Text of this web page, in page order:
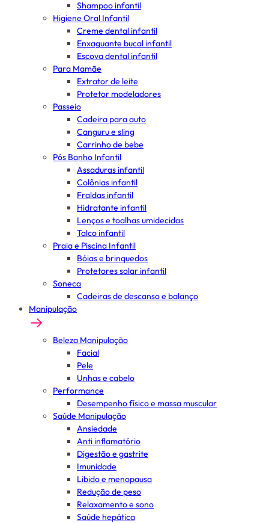
Shampoo infantil
Higiene Oral Infantil
Creme dental infantil
Enxaguante bucal infantil
Escova dental infantil
Para Mamãe
Extrator de leite
Protetor modeladores
Passeio
Cadeira para auto
Canguru e sling
Carrinho de bebe
Pós Banho Infantil
Assaduras infantil
Colônias infantil
Fraldas infantil
Hidratante infantil
Lenços e toalhas umidecidas
Talco infantil
Praia e Piscina Infantil
Bóias e brinquedos
Protetores solar infantil
Soneca
Cadeiras de descanso e balanço
Manipulação
Beleza Manipulação
Facial
Pele
Unhas e cabelo
Performance
Desempenho físico e massa muscular
Saúde Manipulação
Ansiedade
Anti inflamatório
Digestão e gastrite
Imunidade
Libido e menopausa
Redução de peso
Relaxamento e sono
Saúde hepática